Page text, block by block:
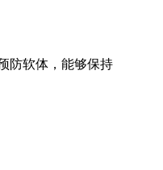
防软体，能够保持